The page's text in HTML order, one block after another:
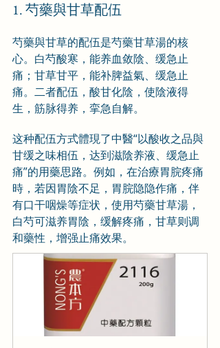
1. 芍藥與甘草配伍
芍藥與甘草的配伍是芍藥甘草湯的核
心。白芍酸寒，能养血敛陰、缓急止
痛；甘草甘平，能补脾益氣、缓急止
痛。二者配伍，酸甘化陰，使陰液得
生，筋脉得养，挛急自解。
这种配伍方式體現了中醫“以酸收之品與
甘缓之味相伍，达到滋陰养液、缓急止
痛”的用藥思路。例如，在治療胃脘疼痛
時，若因胃陰不足，胃脘隐隐作痛，伴
有口干咽燥等症状，使用芍藥甘草湯，
白芍可滋养胃陰，缓解疼痛，甘草则调
和藥性，增强止痛效果。